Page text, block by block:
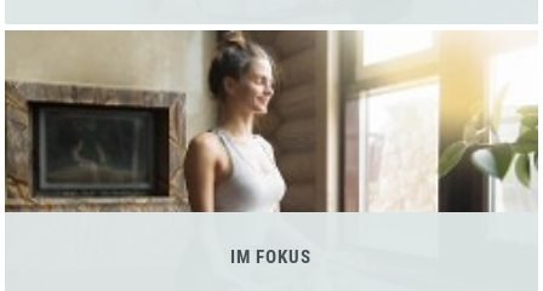
IM FOKUS